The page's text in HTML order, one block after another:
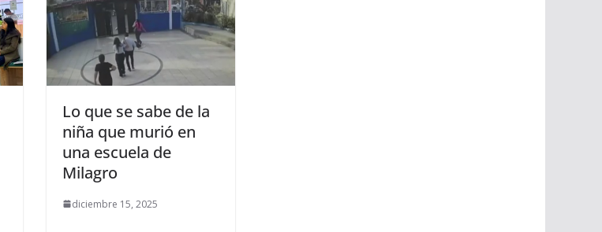
Lo que se sabe de la
niña que murió en
una escuela de
Milagro
diciembre 15, 2025